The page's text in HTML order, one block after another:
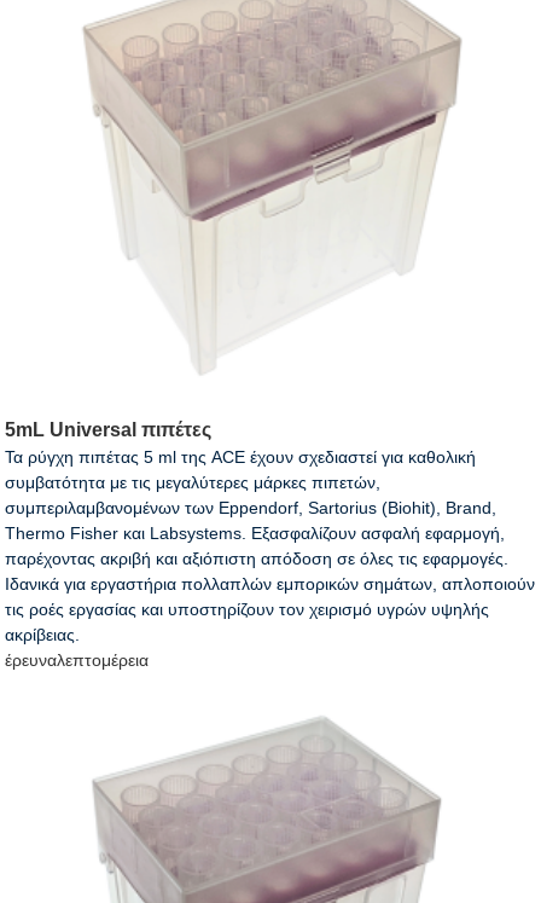
5mL Universal πιπέτες
Τα ρύγχη πιπέτας 5 ml της ACE έχουν σχεδιαστεί για καθολική
συμβατότητα με τις μεγαλύτερες μάρκες πιπετών,
συμπεριλαμβανομένων των Eppendorf, Sartorius (Biohit), Brand,
Thermo Fisher και Labsystems. Εξασφαλίζουν ασφαλή εφαρμογή,
παρέχοντας ακριβή και αξιόπιστη απόδοση σε όλες τις εφαρμογές.
Ιδανικά για εργαστήρια πολλαπλών εμπορικών σημάτων, απλοποιούν
τις ροές εργασίας και υποστηρίζουν τον χειρισμό υγρών υψηλής
ακρίβειας.
έρευναλεπτομέρεια